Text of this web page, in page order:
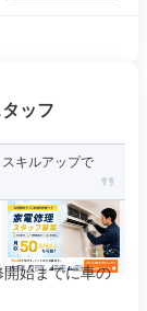
ッフ
キルアップで
始までに車の